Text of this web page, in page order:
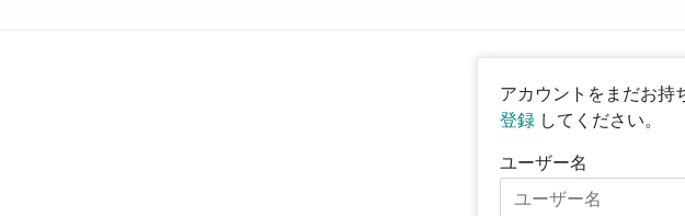
アカウントをまだお持
登録してください。
ユーザー名